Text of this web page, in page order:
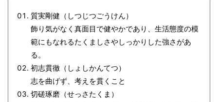
質実剛健（しつじつごうけん）
飾り気がなく真面目で健やかであり、生活態度の模
範にもなれるたくましさやしっかりした強さがあ
る。
初志貫徹（しょしかんてつ）
志を曲げず、考えを貫くこと
切磋琢磨（せっさたくま）